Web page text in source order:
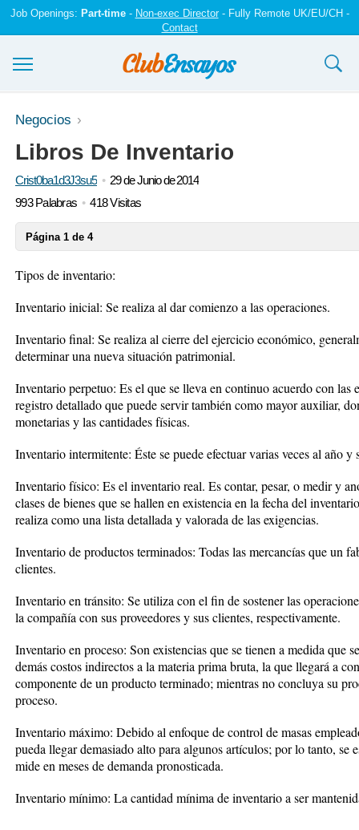
Job Openings: Part-time- Non-exec Director- Fully Remote UK/EU/CH -
Contact
Ensayos y trabajos
Registrarse
Iniciar sesión
Negocios
Libros De Inventario
Crist0ba1d3J3su5
29 de Junio de 2014
993 Palabras
418 Visitas
Página 1 de 4
Tipos de inventario:
Inventario inicial: Se realiza al dar comienzo a las operaciones.
Inventario final: Se realiza al cierre del ejercicio económico,
determinar una nueva situación patrimonial.
Inventario perpetuo: Es el que se lleva en continuo acuerdo con las
registro detallado que puede servir también como mayor auxiliar,
monetarias y las cantidades físicas.
Inventario intermitente: Éste se puede efectuar varias veces al año y
Inventario físico: Es el inventario real. Es contar, pesar, o medir y
clases de bienes que se hallen en existencia en la fecha del
realiza como una lista detallada y valorada de las exigencias.
Inventario de productos terminados: Todas las mercancías que un
clientes.
Inventario en tránsito: Se utiliza con el fin de sostener las
la compañía con sus proveedores y sus clientes, respectivamente.
Inventario en proceso: Son existencias que se tienen a medida que
demás costos indirectos a la materia prima bruta, la que llegará a
componente de un producto terminado; mientras no concluya su
proceso.
Inventario máximo: Debido al enfoque de control de masas
pueda llegar demasiado alto para algunos artículos; por lo tanto, se
mide en meses de demanda pronosticada.
Inventario mínimo: La cantidad mínima de inventario a ser